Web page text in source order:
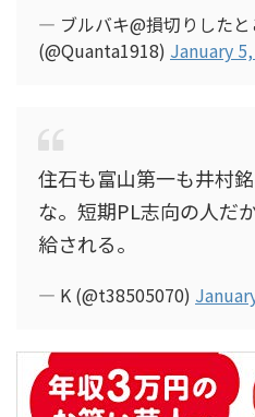
— ブルバキ@損切りした
(@Quanta1918) January
住石も富山第一も井村
な。短期PL志向の人だ
給される。
— K (@t38505070)